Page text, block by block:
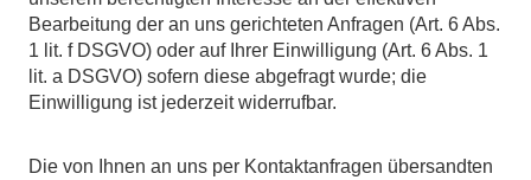
Bearbeitung der an uns gerichteten Anfragen (Art. 6 Abs.
1 lit. f DSGVO) oder auf Ihrer Einwilligung (Art. 6 Abs. 1
lit. a DSGVO) sofern diese abgefragt wurde; die
Einwilligung ist jederzeit widerrufbar.
Die von Ihnen an uns per Kontaktanfragen übersandten